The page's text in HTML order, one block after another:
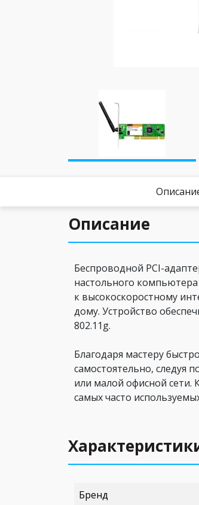
Описание
Беспроводной PCI-
настольного
к высокоскоростному
дому. Устройство
802.11g.
Благодаря мастеру
самостоятельно, следуя
или малой офисной сети.
самых часто
Бренд